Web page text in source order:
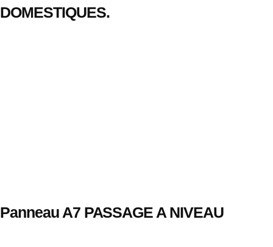
DOMESTIQUES.
Panneau A7 PASSAGE A NIVEAU